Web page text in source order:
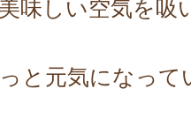
味しい空気を吸
と元気になって